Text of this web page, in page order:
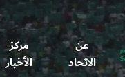
عن
الاتحاد
مركز
الأخبار